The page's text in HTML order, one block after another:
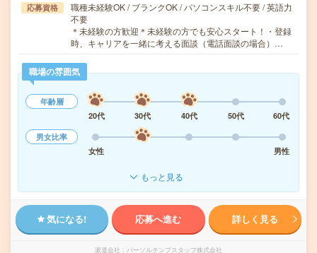
応募資格
職種未経験OK / ブランクOK / パソコンスキル不要 / 英語力
不要
＊未経験の方歓迎＊未経験の方でも安心スタート！・登録
時、キャリアを一緒に考える面談（電話面談の場合）…
職場の雰囲気
年齢層
20代
30代 40代 50代
60代
男女比率
女性
男性
もっと見る
気になる! 応募へ進む 詳しく見る
派遣会社 パーソルテンプスタッフ株式会社